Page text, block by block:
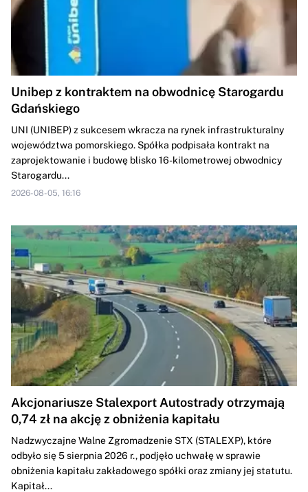
Unibep z kontraktem na obwodnicę Starogardu
Gdańskiego
UNI (UNIBEP) z sukcesem wkracza na rynek infrastrukturalny
województwa pomorskiego. Spółka podpisała kontrakt na
zaprojektowanie i budowę blisko 16-kilometrowej obwodnicy
Starogardu...
2026-08-05, 16:16
Akcjonariusze Stalexport Autostrady otrzymają
0,74 zł na akcję z obniżenia kapitału
Nadzwyczajne Walne Zgromadzenie STX (STALEXP), które
odbyło się 5 sierpnia 2026 r., podjęło uchwałę w sprawie
obniżenia kapitału zakładowego spółki oraz zmiany jej statutu.
Kapitał...